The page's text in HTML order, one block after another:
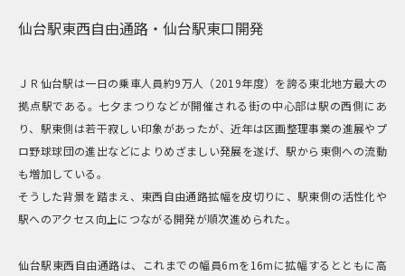
仙台駅東西自由通路・仙台駅東口開発
ＪＲ仙台駅は一日の乗車人員約9万人（2019年度）を誇る東北地方最大の
拠点駅である。七夕まつりなどが開催される街の中心部は駅の西側にあ
り、駅東側は若干寂しい印象があったが、近年は区画整理事業の進展やプ
ロ野球球団の進出などによりめざましい発展を遂げ、駅から東側への流動
も増加している。
そうした背景を踏まえ、東西自由通路拡幅を皮切りに、駅東側の活性化や
駅へのアクセス向上につながる開発が順次進められた。
仙台駅東西自由通路は、これまでの幅員6mを16mに拡幅するとともに高